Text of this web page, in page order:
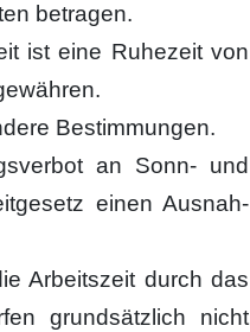
betra­gen.
ist eine Ruhe­zeit von
Bestim­mun­gen.
an Sonn- und
einen Aus­nah­
Arbeits­zeit durch das
grund­sätz­lich nicht